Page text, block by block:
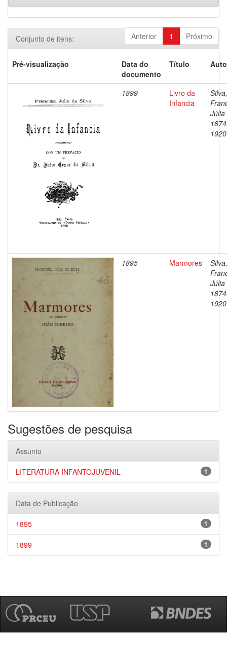
Anterior 1 Próximo
Conjunto de itens:
Pré-visualização
Data do
documento
Título
1899
Livro da
Infancia
Silva,
Júlia
1920
1895 Marmores
Silva,
Júlia
1920
Sugestões de pesquisa
Assunto
1
LITERATURA INFANTOJUVENIL
Data de Publicação
1
1895
1
1899